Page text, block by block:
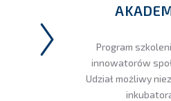
Program
innowatorów
Udział możliwy